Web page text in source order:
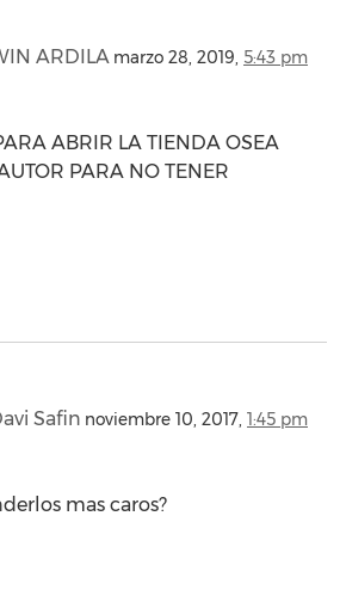
ARDILA marzo 28, 2019, 5:43 pm
ABRIR LA TIENDA OSEA
PARA NO TENER
Safin noviembre 10, 2017, 1:45 pm
mas caros?